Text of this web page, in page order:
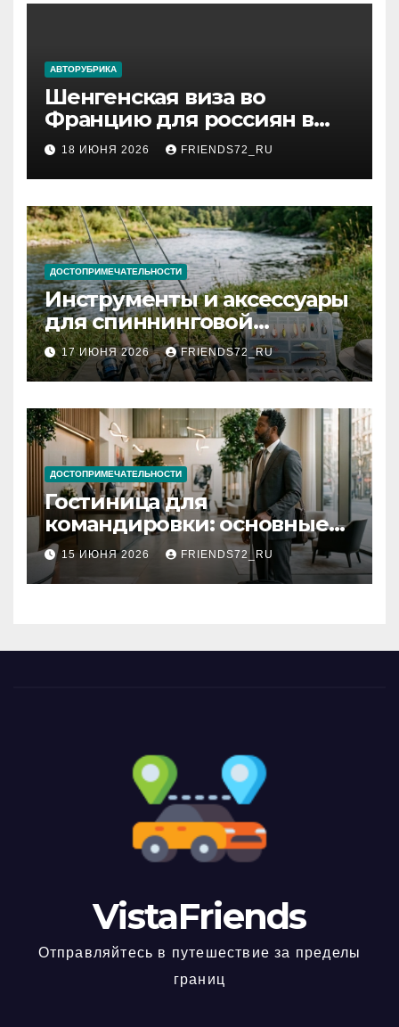
АВТОРУБРИКА
Шенгенская виза во
Францию для россиян в
2026 году: сроки от 3 дней
и список необходимых
документов
18 ИЮНЯ 2026 FRIENDS72_RU
ДОСТОПРИМЕЧАТЕЛЬНОСТИ
Инструменты и аксессуары
для спиннинговой
рыбалки: назначение и
типы
17 ИЮНЯ 2026 FRIENDS72_RU
ДОСТОПРИМЕЧАТЕЛЬНОСТИ
Гостиница для
командировки: основные
критерии выбора
15 ИЮНЯ 2026 FRIENDS72_RU
VistaFriends
Отправляйтесь в путешествие за пределы
границ